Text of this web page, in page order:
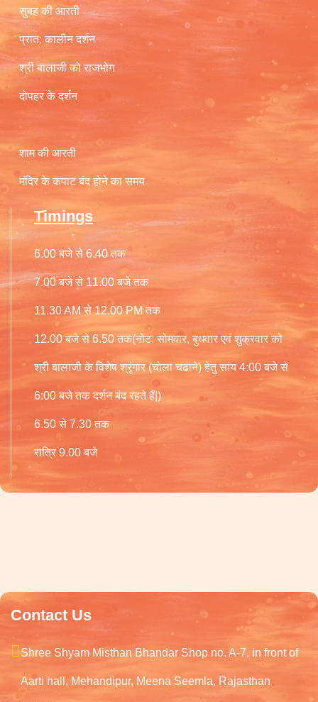
सुबह की आरती
प्रात: कालीन दर्शन
श्री बालाजी को राजभोग
दोपहर के दर्शन
शाम की आरती
मंदिर के कपाट बंद होने का समय
Timings
6.00 बजे से 6.40 तक
7.00 बजे से 11.00 बजे तक
11.30 AM से 12.00 PM तक
12.00 बजे से 6.50 तक(नोट: सोमवार, बुधवार एवं शुक्रवार को
श्री बालाजी के विशेष श्रृंगार (चोला चढाने) हेतु सांय 4:00 बजे से
6:00 बजे तक दर्शन बंद रहते हैं|)
6.50 से 7.30 तक
रात्रि 9.00 बजे
Contact Us
Shree Shyam Misthan Bhandar Shop no. A-7, in front of
Aarti hall, Mehandipur, Meena Seemla, Rajasthan